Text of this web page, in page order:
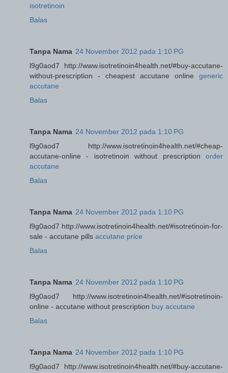
isotretinoin
Balas
Tanpa Nama 24 November 2012 pada 1:10 PG
l9g0aod7 http://www.isotretinoin4health.net/#buy-accutane-
without-prescription - cheapest accutane online generic
accutane
Balas
Tanpa Nama 24 November 2012 pada 1:10 PG
l9g0aod7 http://www.isotretinoin4health.net/#cheap-
accutane-online - isotretinoin without prescription order
accutane
Balas
Tanpa Nama 24 November 2012 pada 1:10 PG
l9g0aod7 http://www.isotretinoin4health.net/#isotretinoin-for-
sale - accutane pills accutane price
Balas
Tanpa Nama 24 November 2012 pada 1:10 PG
l9g0aod7 http://www.isotretinoin4health.net/#isotretinoin-
online - accutane without prescription buy accutane
Balas
Tanpa Nama 24 November 2012 pada 1:10 PG
l9g0aod7 http://www.isotretinoin4health.net/#buy-accutane-